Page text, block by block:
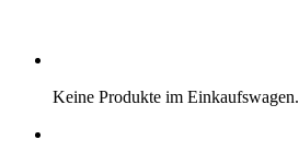
Keine Produkte im Einkaufswagen.